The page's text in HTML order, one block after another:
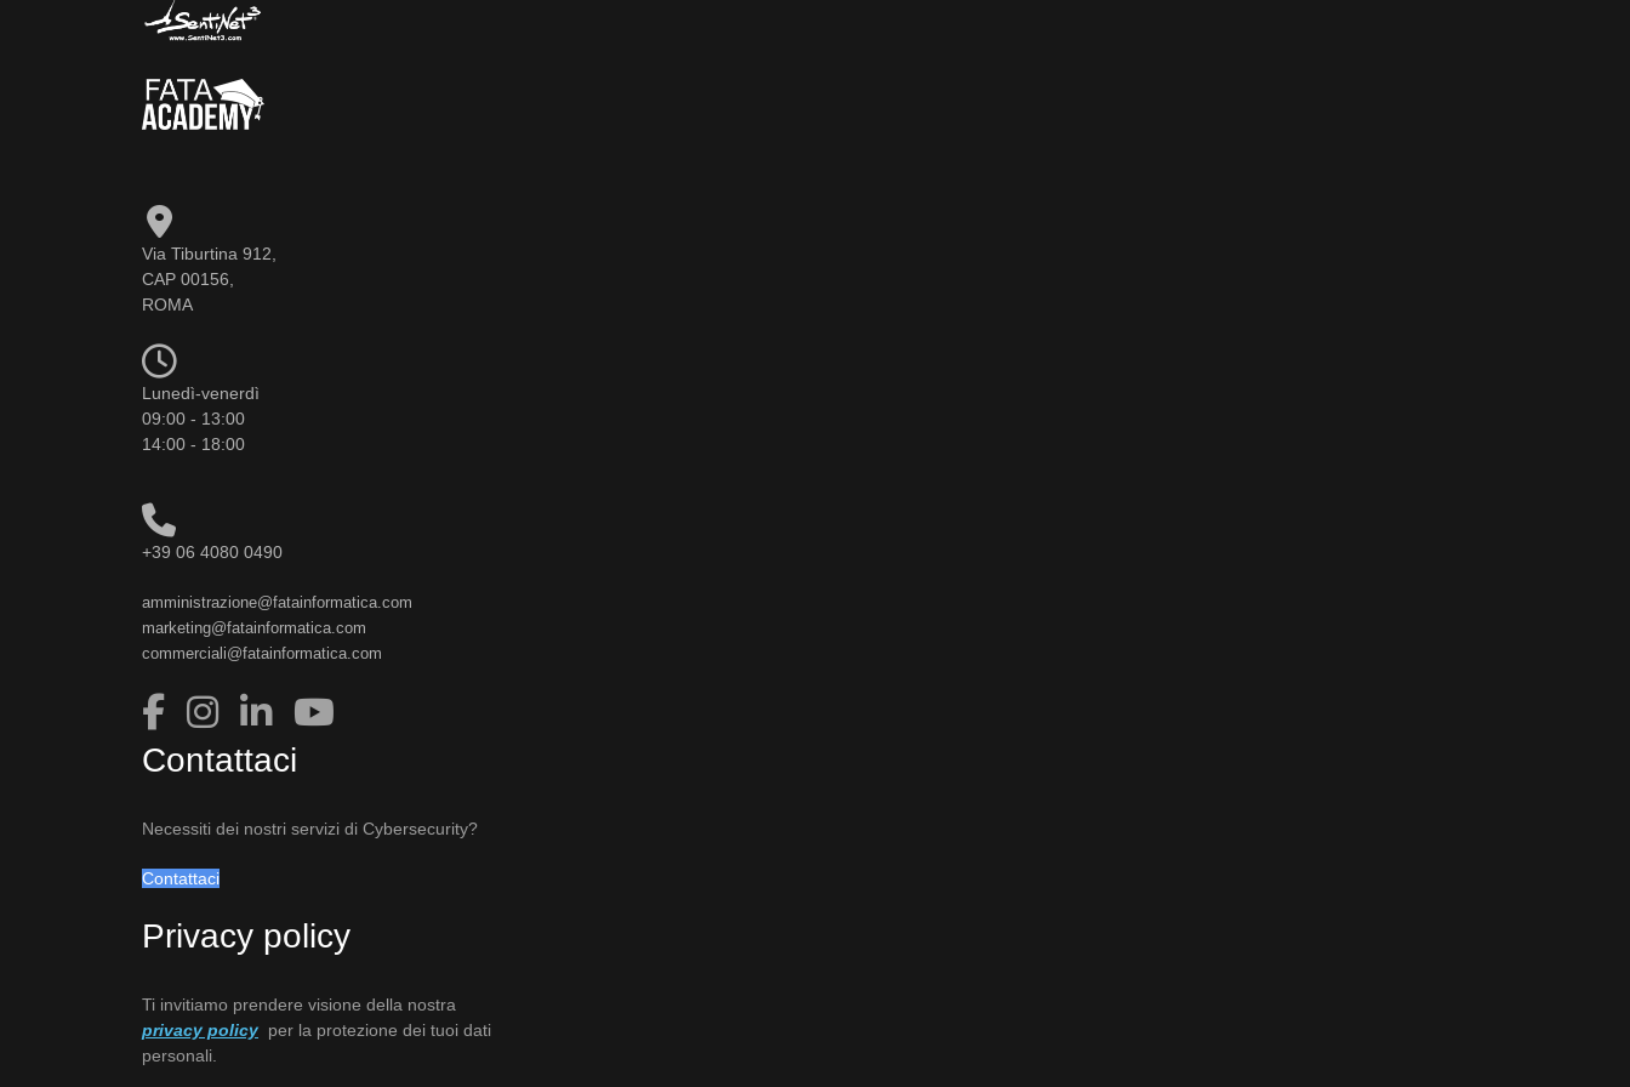
Via Tiburtina 912,
CAP 00156,
ROMA
Lunedì-venerdì
09:00 - 13:00
14:00 - 18:00
+39 06 4080 0490
amministrazione@fatainformatica.com
marketing@fatainformatica.com
commerciali@fatainformatica.com
Contattaci
Necessiti dei nostri servizi di Cybersecurity?
Contattaci
Privacy policy
Ti invitiamo prendere visione della nostra
privacy policy per la protezione dei tuoi dati
personali.